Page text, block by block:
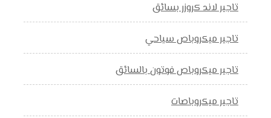
تاجير لاند كروزر بسائق
تاجير ميكروباص سياحي
تاجير ميكروباص فوتون بالسائق
تاجير ميكروباصات